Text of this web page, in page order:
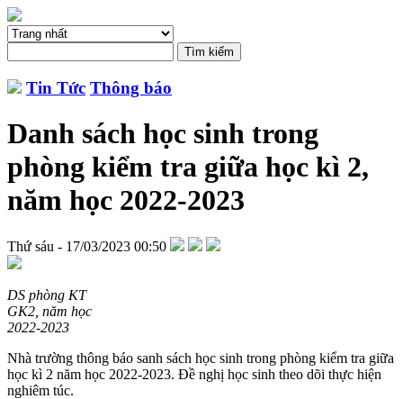
Tin Tức Thông báo
Danh sách học sinh trong
phòng kiểm tra giữa học kì 2,
năm học 2022-2023
Thứ sáu - 17/03/2023 00:50
DS phòng KT
GK2, năm học
2022-2023
Nhà trường thông báo sanh sách học sinh trong phòng kiểm tra giữa
học kì 2 năm học 2022-2023. Đề nghị học sinh theo dõi thực hiện
nghiêm túc.